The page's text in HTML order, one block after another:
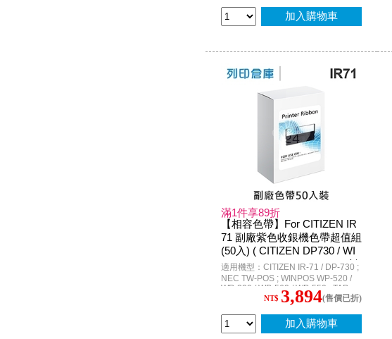
; G-STAR SA600N ; Epson RP-U420
P.O.S. / TM-H6000 / TM-H6000 II /
加入購物車
滿1件享89折
【相容色帶】For CITIZEN IR
71 副廠紫色收銀機色帶超值組
(50入) ( CITIZEN DP730 / WI
NPOS WP520 / TAP6688 / 創
群 2100 )
適用機型：CITIZEN IR-71 / DP-730 ;
NEC TW-POS ; WINPOS WP-520 /
WP-200 / WP-560 / WP-550 ; TAP-
6688 ; 創群 2100
NT$ 3,894(售價已折)
加入購物車